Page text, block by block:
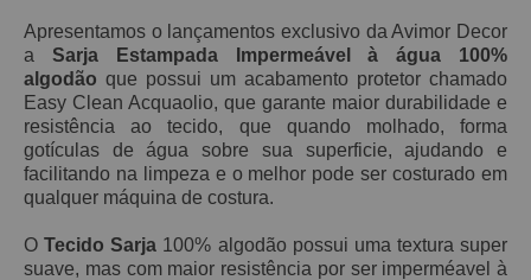
Apresentamos o lançamentos exclusivo da Avimor Decor
a Sarja Estampada Impermeável à água 100%
algodão que possui um acabamento protetor chamado
Easy C lean Acquaolio, que garante maior durabilidade e
resistência ao tecido, que quando molhado, forma
gotículas de água sobre sua superficie, ajudando e
facilitando na limpeza e o melhor pode ser costurado em
qualquer máquina de costura.
OTecido Sarja 100% algodão possui uma textura super
suave, mas com maior resistência por ser imperméavel à